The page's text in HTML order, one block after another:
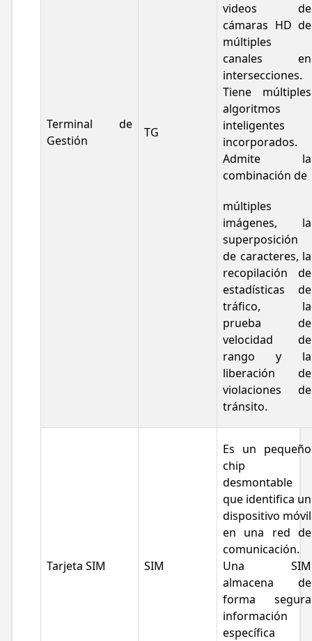
Terminal de
Gestión
TG
videos de
cámaras HD de
múltiples
canales en
intersecciones.
Tiene múltiples
algoritmos
inteligentes
incorporados.
Admite la
combinación de
múltiples
imágenes, la
superposición
de caracteres, la
recopilación de
estadísticas de
tráfico, la
prueba de
velocidad de
rango y la
liberación de
violaciones de
tránsito.
Tarjeta SIM SIM
Es un pequeño
chip
desmontable
que identifica un
dispositivo móvil
en una red de
comunicación.
Una SIM
almacena de
forma segura
información
específica